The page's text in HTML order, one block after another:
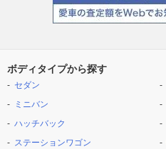
ボディタイプから探す
セダン
ミニバン
ハッチバック
ステーションワゴン